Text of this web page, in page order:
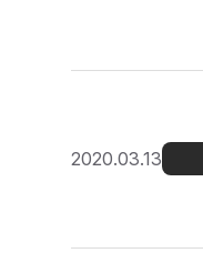
2020.03.13